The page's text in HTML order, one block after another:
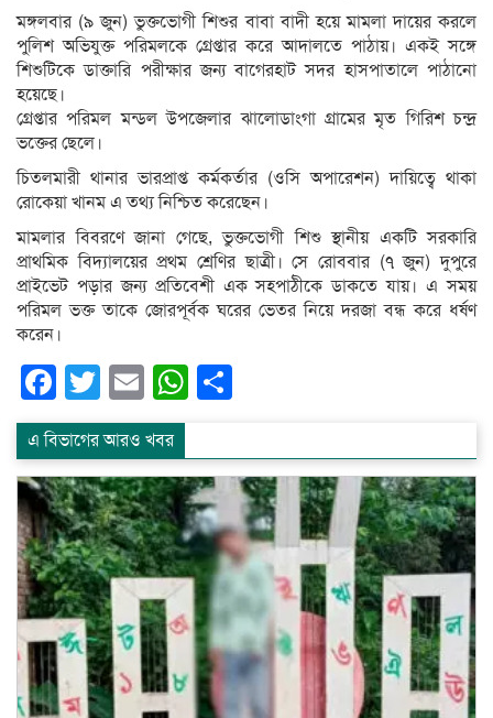
মঙ্গলবার (৯ জুন) ভুক্তভোগী শিশুর বাবা বাদী হয়ে মামলা দায়ের করলে
পুলিশ অভিযুক্ত পরিমলকে গ্রেপ্তার করে আদালতে পাঠায়। একই সঙ্গে
শিশুটিকে ডাক্তারি পরীক্ষার জন্য বাগেরহাট সদর হাসপাতালে পাঠানো
হয়েছে।
গ্রেপ্তার পরিমল মন্ডল উপজেলার ঝালোডাংগা গ্রামের মৃত গিরিশ চন্দ্র
ভক্তের ছেলে।
চিতলমারী থানার ভারপ্রাপ্ত কর্মকর্তার (ওসি অপারেশন) দায়িত্বে থাকা
রোকেয়া খানম এ তথ্য নিশ্চিত করেছেন।
মামলার বিবরণে জানা গেছে, ভুক্তভোগী শিশু স্থানীয় একটি সরকারি
প্রাথমিক বিদ্যালয়ের প্রথম শ্রেণির ছাত্রী। সে রোববার (৭ জুন) দুপুরে
প্রাইভেট পড়ার জন্য প্রতিবেশী এক সহপাঠীকে ডাকতে যায়। এ সময়
পরিমল ভক্ত তাকে জোরপূর্বক ঘরের ভেতর নিয়ে দরজা বন্ধ করে ধর্ষণ
করেন।
Facebook
Twitter
EmailWhatsApp
এ বিভাগের আরও খবর